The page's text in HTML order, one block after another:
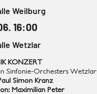
Weilburg
16:00
Wetzlar
KONZERT
Sinfonie-Orchesters Wetzlar
Simon Kranz
Maximilian Peter